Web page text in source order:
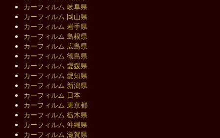
カーフィルム 岐阜県
カーフィルム 岡山県
カーフィルム 岩手県
カーフィルム 島根県
カーフィルム 広島県
カーフィルム 徳島県
カーフィルム 愛媛県
カーフィルム 愛知県
カーフィルム 新潟県
カーフィルム 日本
カーフィルム 東京都
カーフィルム 栃木県
カーフィルム 沖縄県
カーフィルム 滋賀県